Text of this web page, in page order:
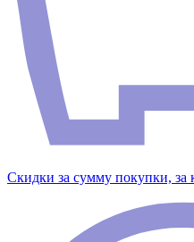
Скидки за сумму покупки, за